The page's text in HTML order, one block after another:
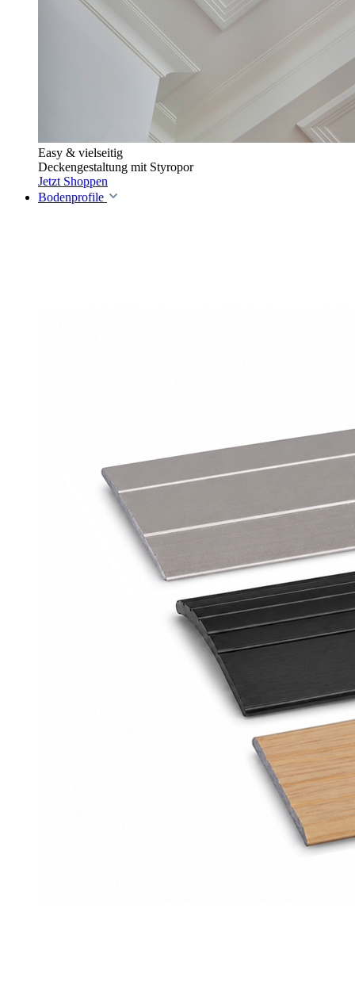
Easy & vielseitig
Deckengestaltung mit Styropor
Jetzt Shoppen
Bodenprofile